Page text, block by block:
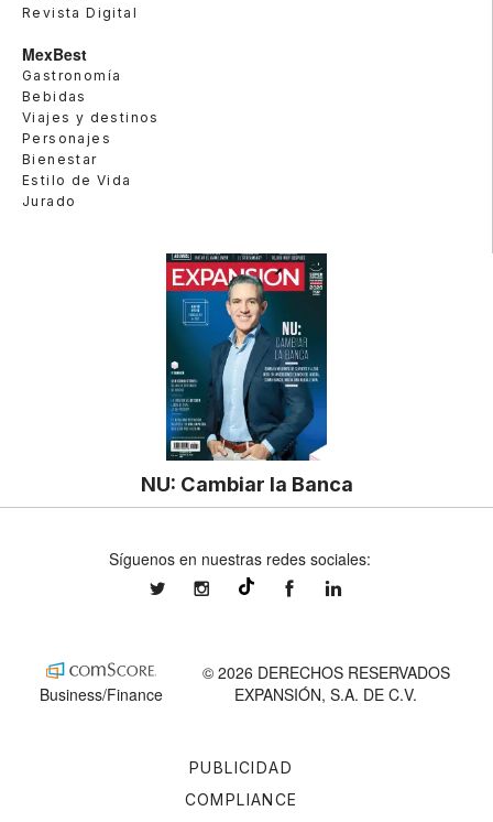
Revista Digital
MexBest
Gastronomía
Bebidas
Viajes y destinos
Personajes
Bienestar
Estilo de Vida
Jurado
NU: Cambiar la Banca
PUBLICIDAD
COMPLIANCE
Síguenos en nuestras redes sociales:
expansionmxexpansionmx ExpansionMex
Business/Finance
© 2026 DERECHOS RESERVADOS
EXPANSIÓN, S.A. DE C.V.